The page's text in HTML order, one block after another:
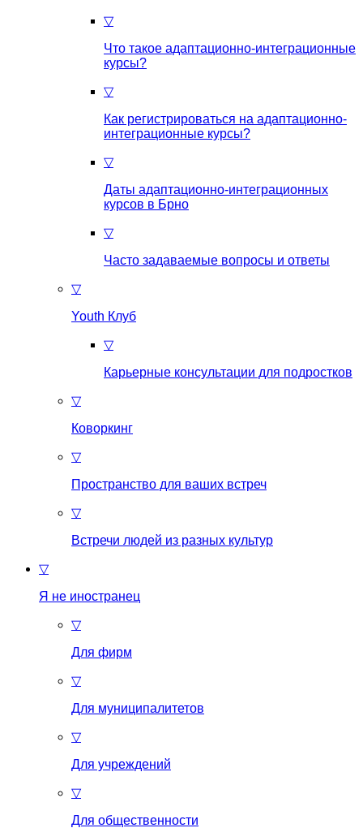
▽
Что такое aдаптационно-интеграционные
курсы?
▽
Как регистрироваться на aдаптационно-
интеграционные курсы?
▽
Даты адаптационно-интеграционных
курсов в Брно
▽
Часто задаваемые вопросы и ответы
▽
Youth Клуб
▽
Карьерные консультации для подростков
▽
Коворкинг
▽
Пространство для ваших встреч
▽
Встречи людей из разных культур
▽
Я не иностранец
▽
Для фирм
▽
Для муниципалитетов
▽
Для учреждений
▽
Для общественности